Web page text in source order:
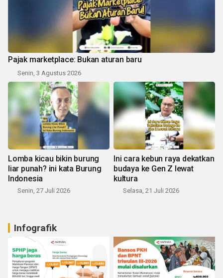
Pajak marketplace: Bukan aturan baru
Senin, 3 Agustus 2026
Lomba kicau bikin burung
liar punah? ini kata Burung
Indonesia
Senin, 27 Juli 2026
Ini cara kebun raya dekatkan
budaya ke Gen Z lewat
kultura
Selasa, 21 Juli 2026
Infografik